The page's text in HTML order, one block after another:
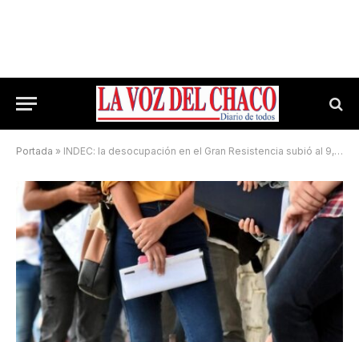
Portada » INDEC: la desocupación en el Gran Resistencia subió al 9,7%